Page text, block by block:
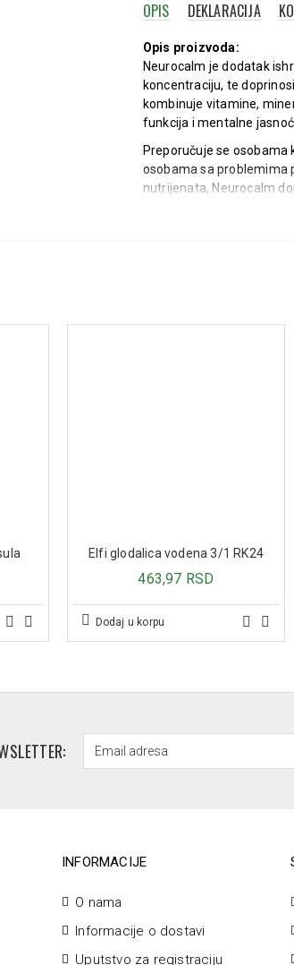
OPIS DEKLARACIJA
Opis proizvoda:
Neurocalm je dodatak
koncentraciju, te
kombinuje vitamine,
funkcija i mentalne
Preporučuje se
osobama sa problemima
nutrijenata, Neurocalm
Fosfatidilserin – 10
Folna kiselina
Vitamin C (L-
Vitamin E – 36 mg
Bakar (bakar(II)-
Pakovanje:30 tableta
Elfi glodalica vodena 3/1 RK24
463,97 RSD
Dodaj u korpu
INFORMACIJE
O nama
Informacije o dostavi
Uputstvo za registraciju